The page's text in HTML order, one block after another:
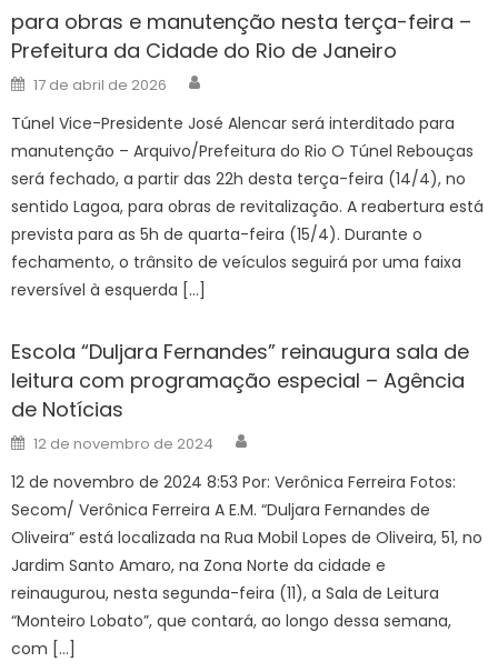
para obras e manutenção nesta terça-feira –
Prefeitura da Cidade do Rio de Janeiro
Posted
on
17 de abril de 2026
Túnel Vice-Presidente José Alencar será interditado para
manutenção – Arquivo/Prefeitura do Rio O Túnel Rebouças
será fechado, a partir das 22h desta terça-feira (14/4), no
sentido Lagoa, para obras de revitalização. A reabertura está
prevista para as 5h de quarta-feira (15/4). Durante o
fechamento, o trânsito de veículos seguirá por uma faixa
reversível à esquerda […]
Escola “Duljara Fernandes” reinaugura sala de
leitura com programação especial – Agência
de Notícias
Posted
on
12 de novembro de 2024
12 de novembro de 2024 8:53 Por: Verônica Ferreira Fotos:
Secom/ Verônica Ferreira A E.M. “Duljara Fernandes de
Oliveira” está localizada na Rua Mobil Lopes de Oliveira, 51, no
Jardim Santo Amaro, na Zona Norte da cidade e
reinaugurou, nesta segunda-feira (11), a Sala de Leitura
“Monteiro Lobato”, que contará, ao longo dessa semana,
com […]